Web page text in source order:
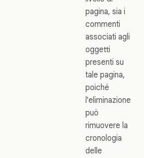
pagina, sia i
commenti
associati agli
oggetti
presenti su
tale pagina,
poiché
l'eliminazione
può
rimuovere la
cronologia
delle